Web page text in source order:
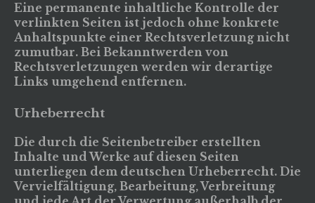
Eine permanente inhaltliche Kontrolle der
verlinkten Seiten ist jedoch ohne konkrete
Anhaltspunkte einer Rechtsverletzung nicht
zumutbar. Bei Bekanntwerden von
Rechtsverletzungen werden wir derartige
Links umgehend entfernen.
Urheberrecht
Die durch die Seitenbetreiber erstellten
Inhalte und Werke auf diesen Seiten
unterliegen dem deutschen Urheberrecht. Die
Vervielfältigung, Bearbeitung, Verbreitung